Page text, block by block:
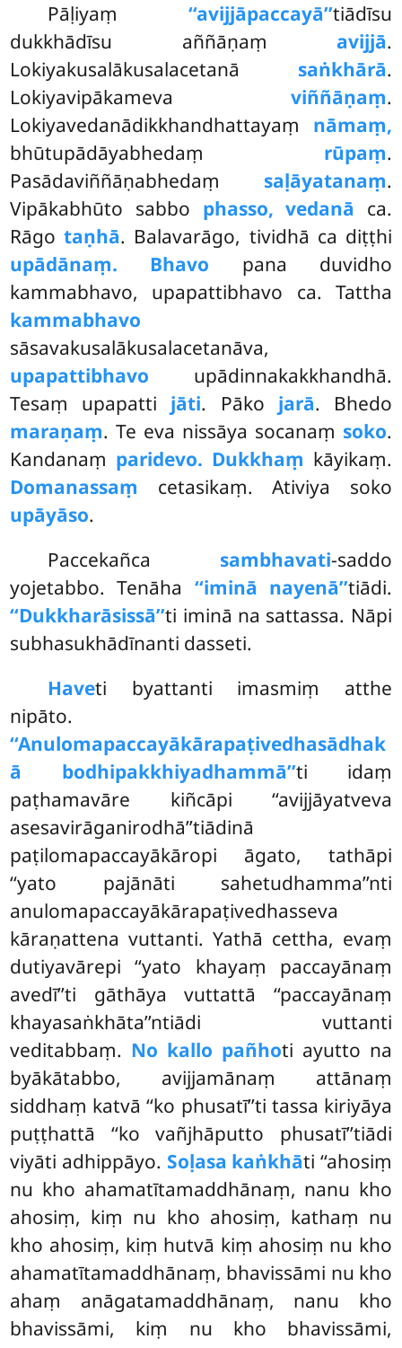
Pāḷiyaṃ ‘‘avijjāpaccayā’’tiādīsu
dukkhādīsu aññāṇaṃ avijjā.
Lokiyakusalākusalacetanā saṅkhārā.
Lokiyavipākameva viññāṇaṃ.
Lokiyavedanādikkhandhattayaṃ nāmaṃ,
bhūtupādāyabhedaṃ rūpaṃ.
Pasādaviññāṇabhedaṃ saḷāyatanaṃ.
Vipākabhūto sabbo phasso, vedanā ca.
Rāgotaṇhā. Balavarāgo, tividhā ca diṭṭhi
upādānaṃ. Bhavo pana duvidho
kammabhavo, upapattibhavo ca. Tattha
kammabhavo
sāsavakusalākusalacetanāva,
upapattibhavo upādinnakakkhandhā.
Tesaṃ upapatti jāti. Pāko jarā. Bhedo
maraṇaṃ. Te eva nissāya socanaṃ soko.
Kandanaṃ paridevo. Dukkhaṃ kāyikaṃ.
Domanassaṃ cetasikaṃ. Ativiya soko
upāyāso.
Paccekañca sambhavati-saddo
yojetabbo. Tenāha ‘‘iminā nayenā’’tiādi.
‘‘Dukkharāsissā’’ti iminā na sattassa. Nāpi
subhasukhādīnanti dasseti.
Haveti byattanti imasmiṃ atthe
nipāto.
‘‘Anulomapaccayākārapaṭivedhasādhak
ā bodhipakkhiyadhammā’’ti idaṃ
paṭhamavāre kiñcāpi ‘‘avijjāyatveva
asesavirāganirodhā’’tiādinā
paṭilomapaccayākāropi āgato, tathāpi
‘‘yato pajānāti sahetudhamma’’nti
anulomapaccayākārapaṭivedhasseva
kāraṇattena vuttanti. Yathā cettha, evaṃ
dutiyavārepi ‘‘yato khayaṃ paccayānaṃ
avedī’’ti gāthāya vuttattā ‘‘paccayānaṃ
khayasaṅkhāta’’ntiādi vuttanti
veditabbaṃ. No kallo pañhoti ayutto na
byākātabbo, avijjamānaṃ attānaṃ
siddhaṃ katvā ‘‘ko phusatī’’ti tassa kiriyāya
puṭṭhattā ‘‘ko vañjhāputto phusatī’’tiādi
viyāti adhippāyo. Soḷasa kaṅkhāti ‘‘ahosiṃ
nu kho ahamatītamaddhānaṃ, nanu kho
ahosiṃ, kiṃ nu kho ahosiṃ, kathaṃ nu
kho ahosiṃ, kiṃ hutvā kiṃ ahosiṃ nu kho
ahamatītamaddhānaṃ, bhavissāmi nu kho
ahaṃ anāgatamaddhānaṃ, nanu kho
bhavissāmi, kiṃ nu kho bhavissāmi,